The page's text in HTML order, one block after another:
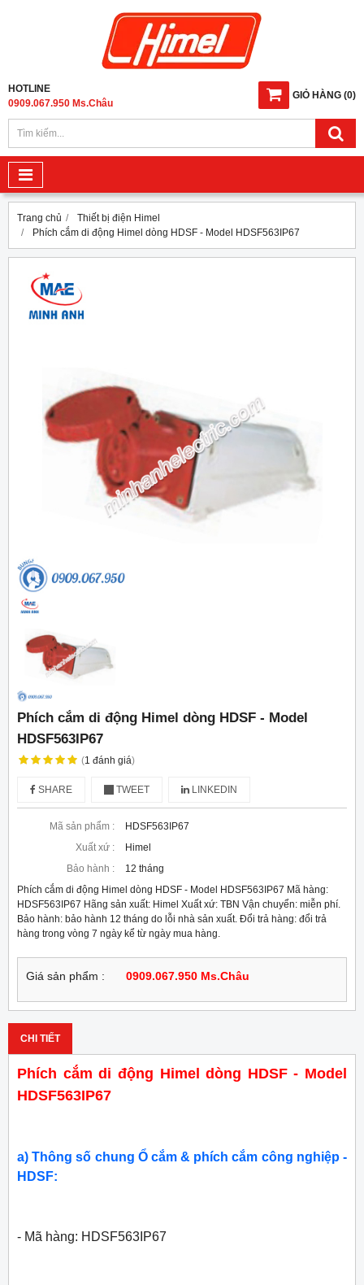
GIỎ HÀNG (0)
HOTLINE
0909.067.950 Ms.Châu
Trang chủ
Thiết bị điện Himel
Phích cắm di động Himel dòng HDSF - Model HDSF563IP67
Phích cắm di động Himel dòng HDSF - Model
HDSF563IP67
(1 đánh giá)
SHARE TWEET LINKEDIN
Mã sản phẩm :
HDSF563IP67
Xuất xứ :
Himel
Bảo hành :
12 tháng
Phích cắm di động Himel dòng HDSF - Model HDSF563IP67 Mã hàng:
HDSF563IP67 Hãng sản xuất: Himel Xuất xứ: TBN Vận chuyển: miễn phí.
Bảo hành: bảo hành 12 tháng do lỗi nhà sản xuất. Đổi trả hàng: đổi trả
hàng trong vòng 7 ngày kể từ ngày mua hàng.
Giá sản phẩm : 0909.067.950 Ms.Châu
CHI TIẾT
Phích cắm di động Himel dòng HDSF - Model
HDSF563IP67
a) Thông số chung Ổ cắm & phích cắm công nghiệp -
HDSF:
- Mã hàng: HDSF563IP67